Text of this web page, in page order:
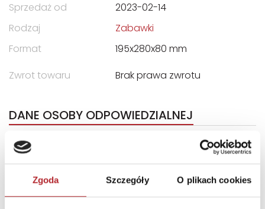
Zgoda Szczegóły O plikach cookies
Sprzedaż od
2023-02-14
Rodzaj
Zabawki
Format
195x280x80 mm
Zwrot towaru
Brak prawa zwrotu
DANE OSOBY ODPOWIEDZIALNEJ
Nazwa
Ulica
ul. Kontenerowa 25
Kod pocztowy
81-155